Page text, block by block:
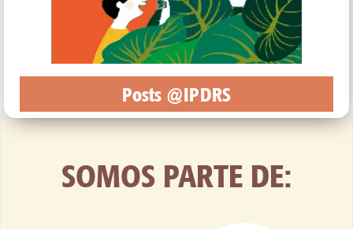
Posts @IPDRS
SOMOS PARTE DE: